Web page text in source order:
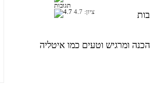
תגובות
ציון: 4.7